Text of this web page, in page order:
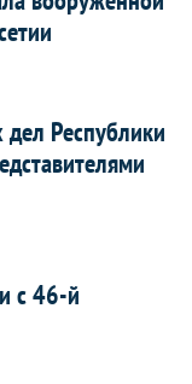
Республики
с 46-й